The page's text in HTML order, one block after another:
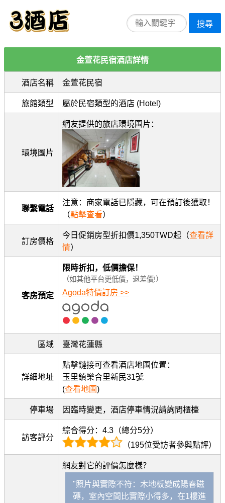
搜尋
金萱花民宿酒店詳情
酒店名稱 金萱花民宿
旅館類型 屬於民宿類型的酒店 (Hotel)
環境圖片
網友提供的旅店環境圖片：
聯繫電話
注意：商家電話已隱藏，可在預訂後獲取！
（點擊查看）
訂房價格
今日促銷房型折扣價1,350TWD起（查看詳
情）
客房預定
限時折扣，低價擔保！
（如其他平台更低價，退差價!）
Agoda特價訂房 >>
區域 臺灣花蓮縣
詳細地址
點擊鏈接可查看酒店地圖位置：
玉里鎮樂合里新民31號
(查看地圖)
停車場 因臨時變更，酒店停車情況請詢問櫃檯
訪客評分
綜合得分：4.3（總分5分）
（195位受訪者參與點評）
網友對它的評價怎麼樣？
"照片與實際不符：木地板變成陽春磁
磚，室內空間比實際小得多，在1樓進